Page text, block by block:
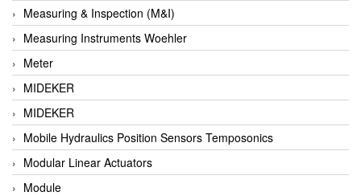
Bartec
Basco
Baumer
Baumuller Vietnam
Baykee
BBC Bircher Smart Access
BCS ITALY
BEA SENSORS
Measuring & Inspection (M&I)
Measuring Instruments Woehler
Meter
MIDEKER
MIDEKER
Mobile Hydraulics Position Sensors Temposonics
Modular Linear Actuators
Module